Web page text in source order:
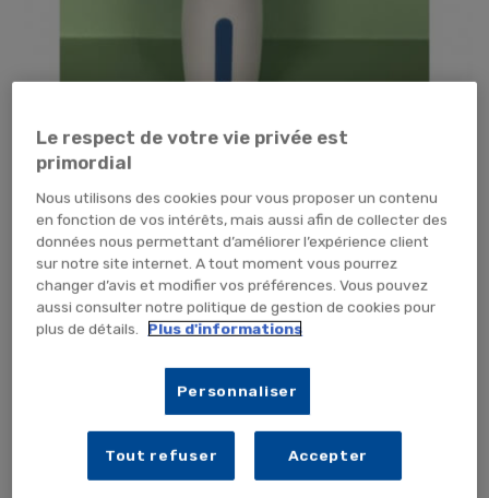
Tap pour zoomer
59,88 €TTC49,90 € HT
AJOUTER AU PANIER
Le respect de votre vie privée est
primordial
Nous utilisons des cookies pour vous proposer un contenu
en fonction de vos intérêts, mais aussi afin de collecter des
données nous permettant d’améliorer l’expérience client
sur notre site internet. A tout moment vous pourrez
changer d’avis et modifier vos préférences. Vous pouvez
aussi consulter notre politique de gestion de cookies pour
plus de détails.
Plus d'informations
Personnaliser
Tout refuser Accepter